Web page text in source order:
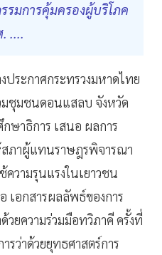
รมการคุ้มครองผู้บริโภค
....
ประกาศกระทรวงมหาดไทย
มชุมชนดอนแสลบ จังหวัด
ษาธิการ เสนอ ผลการ
ภาผู้แทนราษฎรพิจารณา
วามรุนแรงในเยาวชน
เอกสารผลลัพธ์ของการ
วยความร่วมมือทวิภาคี ครั้งที่
รว่าด้วยยุทธศาสตร์การ